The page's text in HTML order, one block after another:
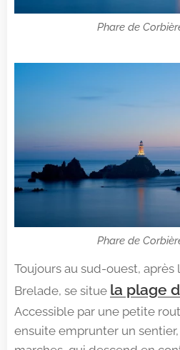
Phare de
Phare de
Toujours au sud-ouest, après
Brelade, se situe la plage
Accessible par une petite
ensuite emprunter un